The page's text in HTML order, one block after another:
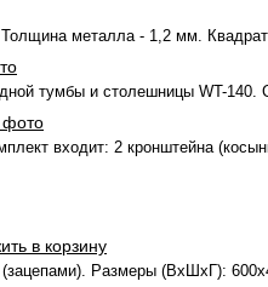
металла - 1,2 мм.
тумбы и столешницы WT-140.
фото
входит: 2 кронштейна
в корзину
Размеры (ВхШхГ):